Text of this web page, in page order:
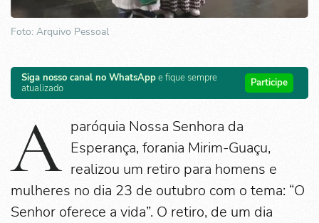
Foto: Arquivo Pessoal
Siga nosso canal no WhatsAppe fique sempre
atualizado
Participe
A paróquia Nossa Senhora da
Esperança, forania Mirim-Guaçu,
realizou um retiro para homens e
mulheres no dia 23 de outubro com o tema: “O
Senhor oferece a vida”. O retiro, de um dia